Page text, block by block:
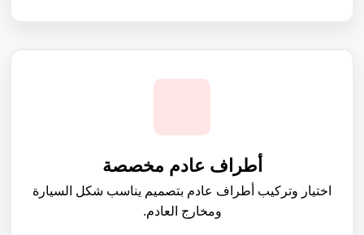
أطراف عادم مخصصة
اختيار وتركيب أطراف عادم بتصميم يناسب شكل السيارة
ومخارج العادم.